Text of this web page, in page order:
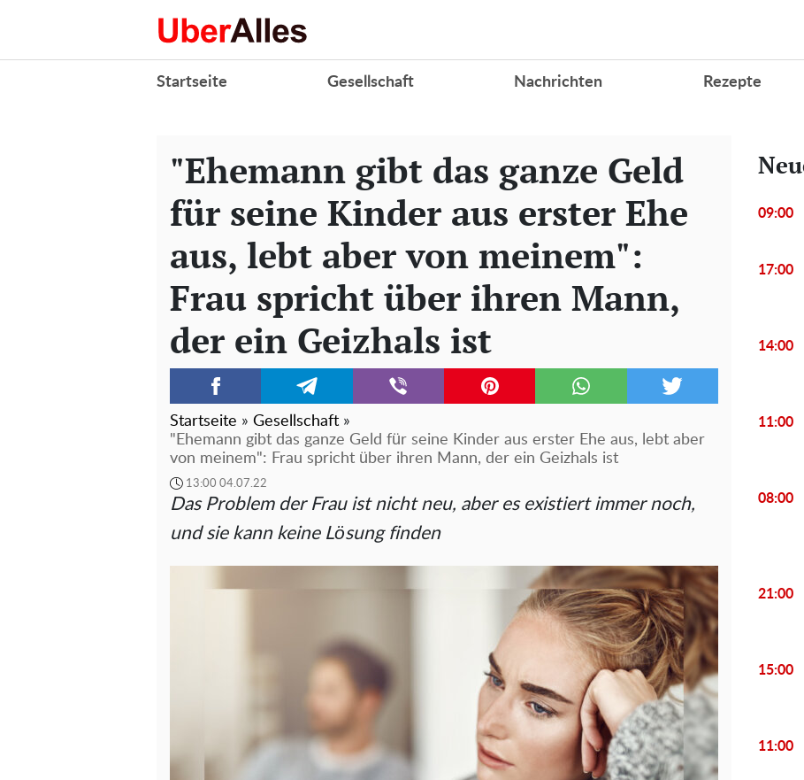
Startseite Gesellschaft Nachrichten Rezepte
"Ehemann gibt das ganze Geld
für seine Kinder aus erster Ehe
aus, lebt aber von meinem":
Frau spricht über ihren Mann,
der ein Geizhals ist
Startseite » Gesellschaft »
"Ehemann gibt das ganze Geld für seine Kinder aus erster Ehe aus, lebt aber
von meinem": Frau spricht über ihren Mann, der ein Geizhals ist
13:00 04.07.22
Das Problem der Frau ist nicht neu, aber es existiert immer noch,
und sie kann keine Lösung finden
09:00
17:00
14:00
11:00
08:00
21:00
15:00
11:00